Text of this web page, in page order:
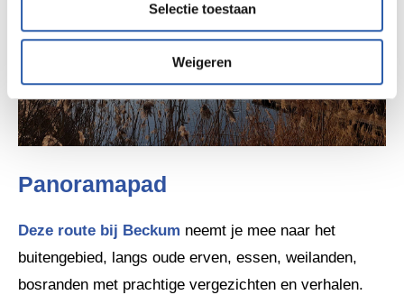
Selectie toestaan
Weigeren
Panoramapad
Deze route bij Beckum neemt je mee naar het
buitengebied, langs oude erven, essen, weilanden,
bosranden met prachtige vergezichten en verhalen.